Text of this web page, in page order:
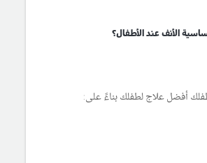
الأنف عند الأطفال؟
أفضل علاج لطفلك بناءً على: